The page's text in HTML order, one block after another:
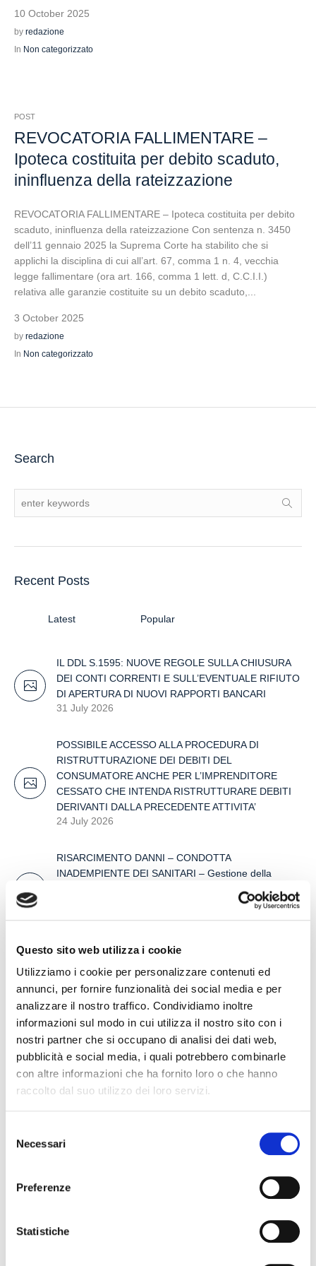
Questo sito web utilizza i cookie
Utilizziamo i cookie per personalizzare contenuti ed
annunci, per fornire funzionalità dei social media e per
analizzare il nostro traffico. Condividiamo inoltre
informazioni sul modo in cui utilizza il nostro sito con i
nostri partner che si occupano di analisi dei dati web,
pubblicità e social media, i quali potrebbero combinarle
con altre informazioni che ha fornito loro o che hanno
raccolto dal suo utilizzo dei loro servizi.
delNecessari
Preferenze
Statistiche
10 October 2025
by redazione
In Non categorizzato
POST
REVOCATORIA FALLIMENTARE –
Ipoteca costituita per debito scaduto,
ininfluenza della rateizzazione
REVOCATORIA FALLIMENTARE – Ipoteca costituita per debito
scaduto, ininfluenza della rateizzazione Con sentenza n. 3450
dell’11 gennaio 2025 la Suprema Corte ha stabilito che si
applichi la disciplina di cui all’art. 67, comma 1 n. 4, vecchia
legge fallimentare (ora art. 166, comma 1 lett. d, C.C.I.I.)
relativa alle garanzie costituite su un debito scaduto,...
3 October 2025
by redazione
In Non categorizzato
Search
Recent Posts
Latest Popular
IL DDL S.1595: NUOVE REGOLE SULLA CHIUSURA
DEI CONTI CORRENTI E SULL’EVENTUALE RIFIUTO
DI APERTURA DI NUOVI RAPPORTI BANCARI
31 July 2026
POSSIBILE ACCESSO ALLA PROCEDURA DI
RISTRUTTURAZIONE DEI DEBITI DEL
CONSUMATORE ANCHE PER L’IMPRENDITORE
CESSATO CHE INTENDA RISTRUTTURARE DEBITI
DERIVANTI DALLA PRECEDENTE ATTIVITA’
24 July 2026
RISARCIMENTO DANNI – CONDOTTA
INADEMPIENTE DEI SANITARI – Gestione della
gravidanza ed omessa diagnosi della sindrome di
17 July 2026
Search
IL DDL S.1595: NUOVE REGOLE SULLA CHIUSURA DEI
RISTRUTTURAZIONE DEI DEBITI DEL CONSUMATORE
ANCHE PER L’IMPRENDITORE CESSATO CHE INTENDA